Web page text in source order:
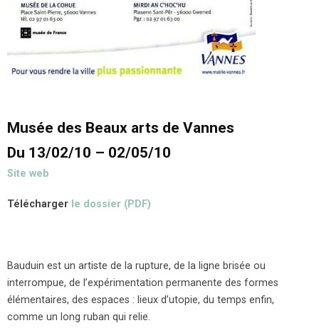
Musée des Beaux arts de Vannes
Du 13/02/10 – 02/05/10
Site web
Télécharger le dossier (PDF)
Bauduin est un artiste de la rupture, de la ligne brisée ou
interrompue, de l’expérimentation permanente des formes
élémentaires, des espaces : lieux d’utopie, du temps enfin,
comme un long ruban qui relie.